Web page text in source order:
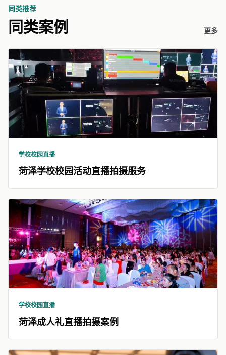
同类推荐
同类案例 更多
学校校园直播
菏泽学校校园活动直播拍摄服务
学校校园直播
菏泽成人礼直播拍摄案例